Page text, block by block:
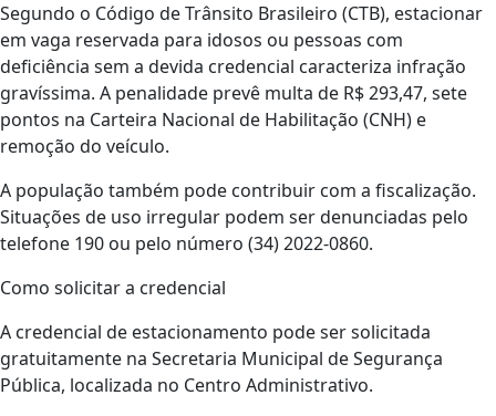
Segundo o Código de Trânsito Brasileiro (CTB), estacionar
em vaga reservada para idosos ou pessoas com
deficiência sem a devida credencial caracteriza infração
gravíssima. A penalidade prevê multa de R$ 293,47, sete
pontos na Carteira Nacional de Habilitação (CNH) e
remoção do veículo.
A população também pode contribuir com a fiscalização.
Situações de uso irregular podem ser denunciadas pelo
telefone 190 ou pelo número (34) 2022-0860.
Como solicitar a credencial
A credencial de estacionamento pode ser solicitada
gratuitamente na Secretaria Municipal de Segurança
Pública, localizada no Centro Administrativo.